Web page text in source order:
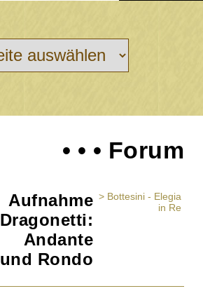
• • • Forum
Aufnahme
Dragonetti:
Andante
und Rondo
> Bottesini - Elegia
in Re